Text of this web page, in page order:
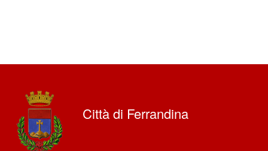
Città di Ferrandina